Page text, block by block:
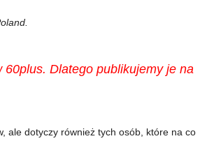
Dlatego publikujemy je na
ale dotyczy również tych osób, które na co